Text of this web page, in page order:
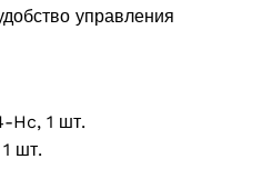
управления
Hc, 1 шт.
шт.